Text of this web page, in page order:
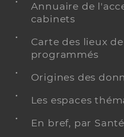
Annuaire de
cabinets
Carte des lieux
programmés
Origines des
Les espaces
En bref, par